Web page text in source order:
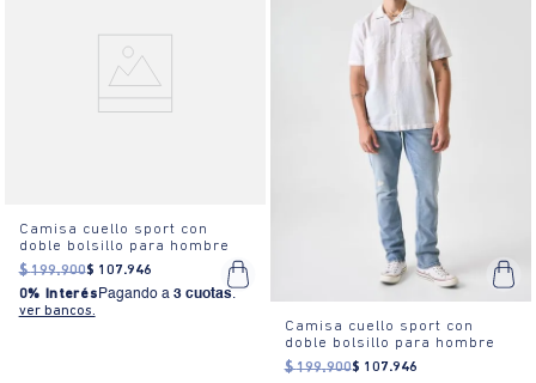
Camisa cuello sport con
doble bolsillo para hombre
$ 199.900$ 107.946
0% Interés Pagando a 3 cuotas.
ver bancos.
Camisa cuello sport con
doble bolsillo para hombre
$ 199.900$ 107.946